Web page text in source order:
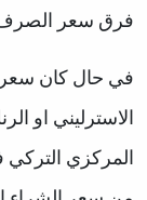
فرق سعر
في حال كان سعر
الاسترليني او